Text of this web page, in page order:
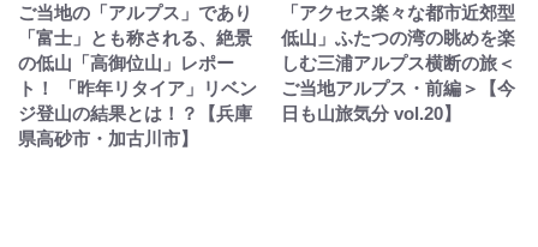
ご当地の「アルプス」であり
「富士」とも称される、絶景
の低山「高御位山」レポー
ト！ 「昨年リタイア」リベン
ジ登山の結果とは！？【兵庫
県高砂市・加古川市】
「アクセス楽々な都市近郊型
低山」ふたつの湾の眺めを楽
しむ三浦アルプス横断の旅＜
ご当地アルプス・前編＞【今
日も山旅気分 vol.20】